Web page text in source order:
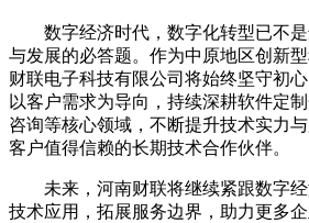
数字经济时代，数字化转型已不
与发展的必答题。作为中原地区创新
财联电子科技有限公司将始终坚守初
以客户需求为导向，持续深耕软件定
咨询等核心领域，不断提升技术实力
客户值得信赖的长期技术合作伙伴。
未来，河南财联将继续紧跟数字
技术应用，拓展服务边界，助力更多